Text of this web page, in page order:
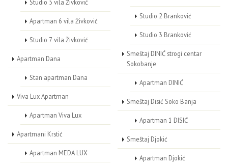
Studio 5 vila Živković
Apartman 6 vila Živković
Studio 7 vila Živković
Apartman Dana
Stan apartman Dana
Viva Lux Apartman
Apartman Viva Lux
Apartmani Krstić
Apartman MEDA LUX
Studio 2 Branković
Studio 3 Branković
Smeštaj DINIĆ strogi centar
Sokobanje
Apartman DINIĆ
Smeštaj Disić Soko Banja
Apartman 1 DISIĆ
Smeštaj Djokić
Apartman Djokić